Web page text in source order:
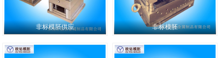
非标模胚供应 非标模胚